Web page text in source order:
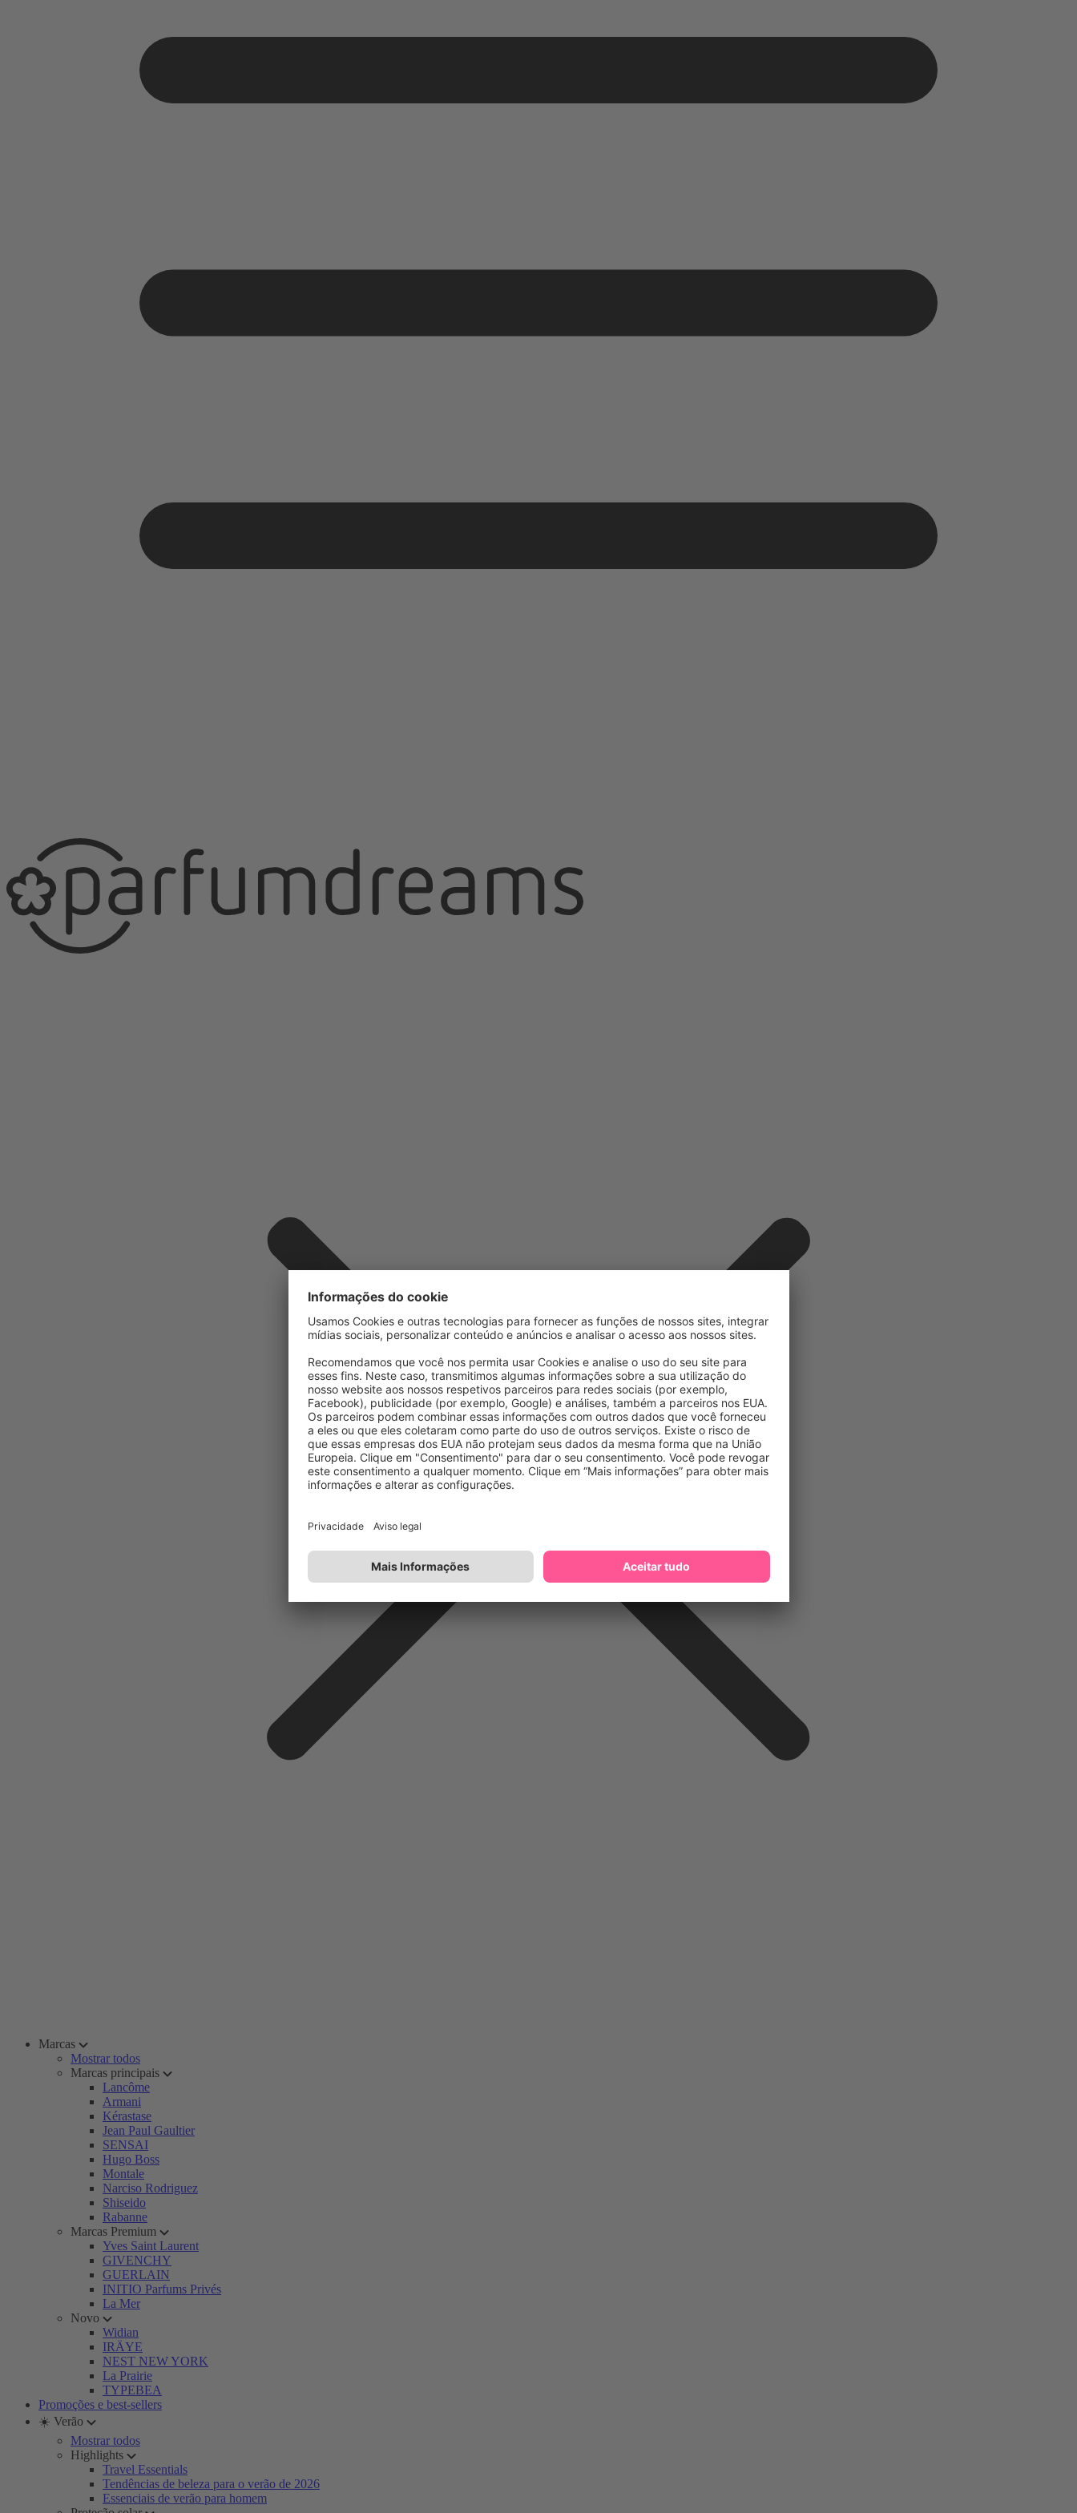
Marcas
Mostrar todos
Marcas principais
Lancôme
Armani
Kérastase
Jean Paul Gaultier
SENSAI
Hugo Boss
Montale
Narciso Rodriguez
Shiseido
Rabanne
Marcas Premium
Yves Saint Laurent
GIVENCHY
GUERLAIN
INITIO Parfums Privés
La Mer
Novo
Widian
IRÄYE
NEST NEW YORK
La Prairie
TYPEBEA
Promoções e best-sellers
☀️ Verão
Mostrar todos
Highlights
Travel Essentials
Tendências de beleza para o verão de 2026
Essenciais de verão para homem